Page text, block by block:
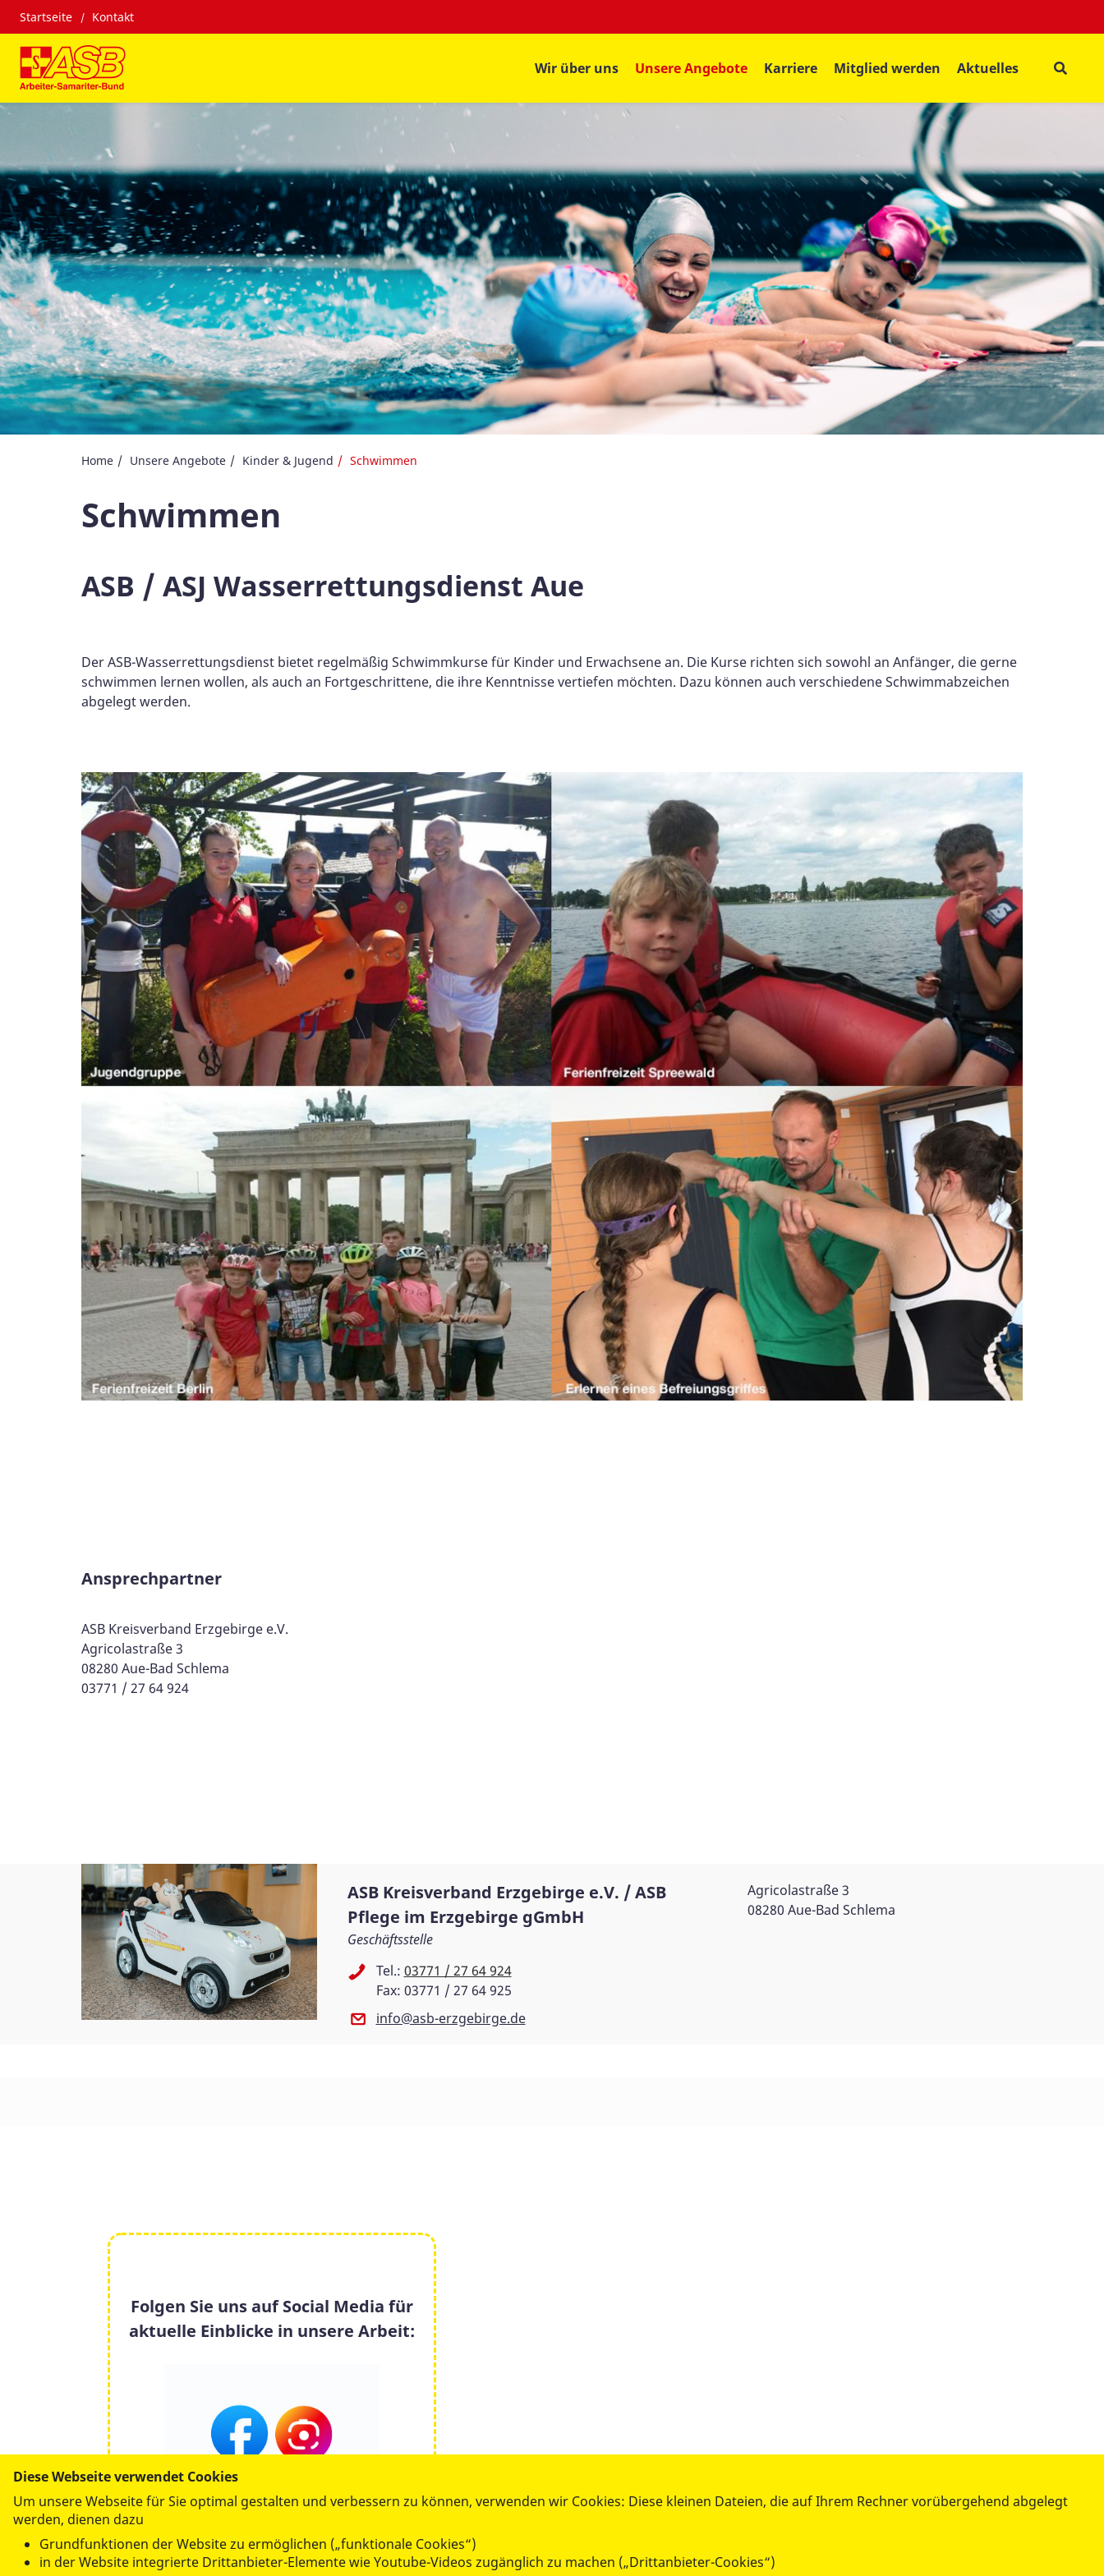
Startseite Kontakt
Wir über uns Unsere Angebote Karriere Mitglied werden Aktuelles
Home Unsere Angebote Kinder & Jugend Schwimmen
Schwimmen
ASB / ASJ Wasserrettungsdienst Aue
Der ASB-Wasserrettungsdienst bietet regelmäßig Schwimmkurse für Kinder und Erwachsene an. Die Kurse richten sich sowohl an Anfänger, die gerne
schwimmen lernen wollen, als auch an Fortgeschrittene, die ihre Kenntnisse vertiefen möchten. Dazu können auch verschiedene Schwimmabzeichen
abgelegt werden.
Ansprechpartner
ASB Kreisverband Erzgebirge e.V.
Agricolastraße 3
08280 Aue-Bad Schlema
03771 / 27 64 924
ASB Kreisverband Erzgebirge e.V. / ASB
Pflege im Erzgebirge gGmbH
Geschäftsstelle
Tel.: 03771 / 27 64 924
Fax: 03771 / 27 64 925
info@asb-erzgebirge.de
Agricolastraße 3
08280 Aue-Bad Schlema
Folgen Sie uns auf Social Media für
aktuelle Einblicke in unsere Arbeit:
Diese Webseite verwendet Cookies
Um unsere Webseite für Sie optimal gestalten und verbessern zu können, verwenden wir Cookies: Diese kleinen Dateien, die auf Ihrem Rechner vorübergehend abgelegt
werden, dienen dazu
Grundfunktionen der Website zu ermöglichen („funktionale Cookies“)
in der Website integrierte Drittanbieter-Elemente wie Youtube-Videos zugänglich zu machen („Drittanbieter-Cookies“)